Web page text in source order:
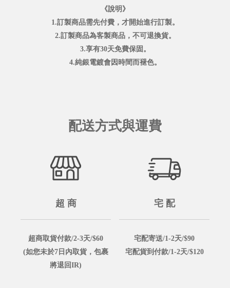
《說明》
1.訂製商品需先付費，才開始進行訂製。
2.訂製商品為客製商品，不可退換貨。
3.享有30天免費保固。
4.純銀電鍍會因時間而褪色。
配送方式與運費
超 商
超商取貨付款/2-3天/$60
(如您未於7日內取貨，包裹
將退回IR)
宅 配
宅配寄送/1-2天/$90
宅配貨到付款/1-2天/$120